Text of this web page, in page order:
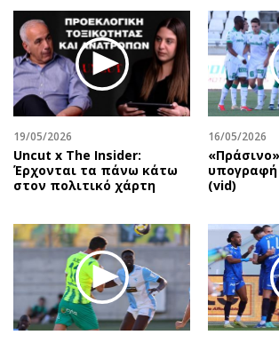
19/05/2026
Uncut x The Insider:
Έρχονται τα πάνω κάτω
στον πολιτικό χάρτη
16/05/2026
υπογραφή
(vid)